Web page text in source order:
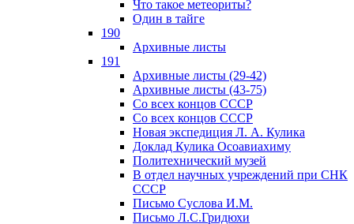
Что такое метеориты?
Один в тайге
190
Архивные листы
191
Архивные листы (29-42)
Архивные листы (43-75)
Со всех концов СССР
Со всех концов СССР
Новая экспедиция Л. А. Кулика
Доклад Кулика Осоавиахиму
Политехнический музей
В отдел научных учреждений при СНК
СССР
Письмо Суслова И.М.
Письмо Л.С.Гридюхи